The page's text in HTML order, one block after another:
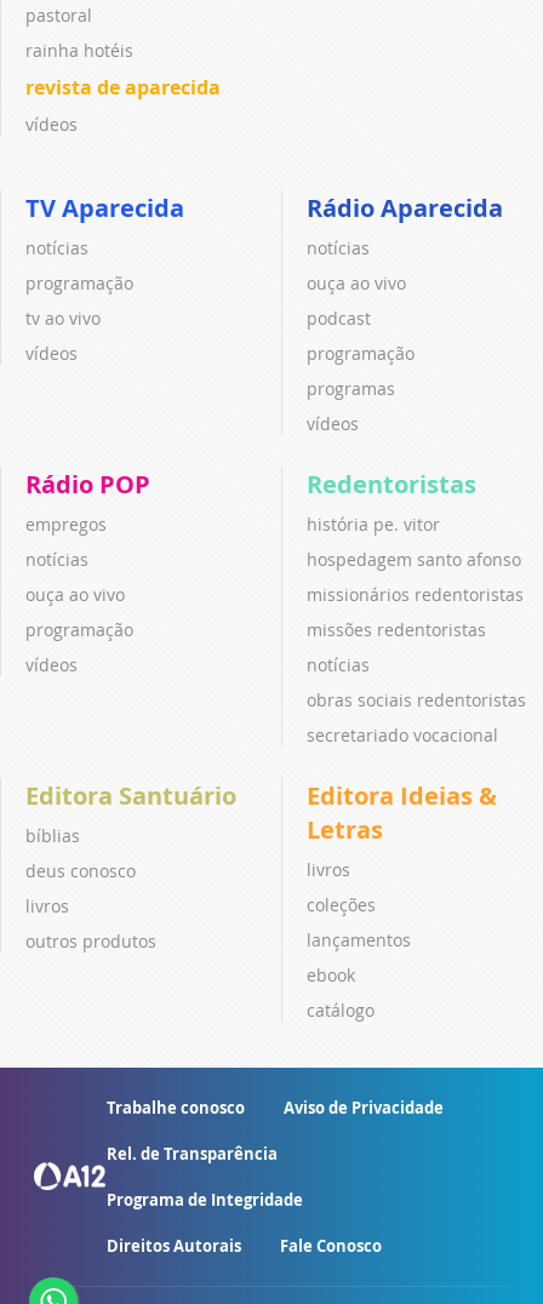
pastoral
rainha hotéis
revista de aparecida
vídeos
TV Aparecida
notícias
programação
tv ao vivo
vídeos
Rádio Aparecida
notícias
ouça ao vivo
podcast
programação
programas
vídeos
Rádio POP
empregos
notícias
ouça ao vivo
programação
vídeos
Redentoristas
história pe. vitor
hospedagem santo afonso
missionários redentoristas
missões redentoristas
notícias
obras sociais redentoristas
secretariado vocacional
Editora Santuário
bíblias
deus conosco
livros
outros produtos
Editora Ideias &
Letras
livros
coleções
lançamentos
ebook
catálogo
Trabalhe conosco Aviso de Privacidade
Rel. de Transparência
Programa de Integridade
Direitos Autorais Fale Conosco